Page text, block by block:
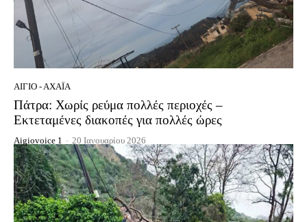
ΑΊΓΙΟ - ΑΧΑΪ́Α
Πάτρα: Χωρίς ρεύμα πολλές περιοχές –
Εκτεταμένες διακοπές για πολλές ώρες
Aigiovoice 1 - 20 Ιανουαρίου 2026